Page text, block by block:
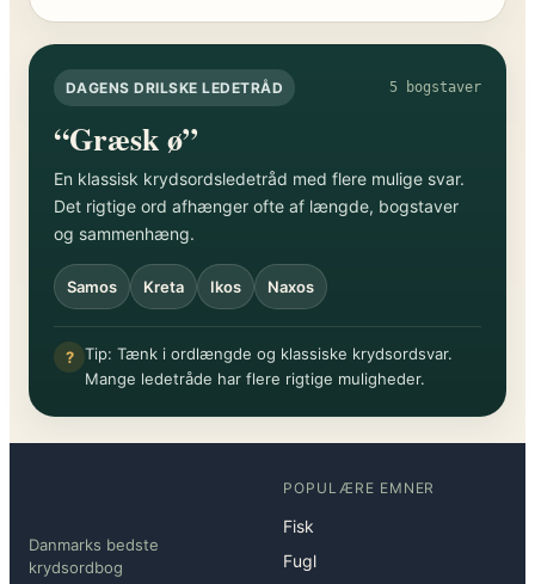
DAGENS DRILSKE LEDETRÅD 5 bogstaver
“Græsk ø”
En klassisk krydsordsledetråd med flere mulige svar.
Det rigtige ord afhænger ofte af længde, bogstaver
og sammenhæng.
Samos Kreta Ikos Naxos
? Tip: Tænk i ordlængde og klassiske krydsordsvar.
Mange ledetråde har flere rigtige muligheder.
Danmarks bedste
krydsordbog
POPULÆRE EMNER
Fisk
Fugl